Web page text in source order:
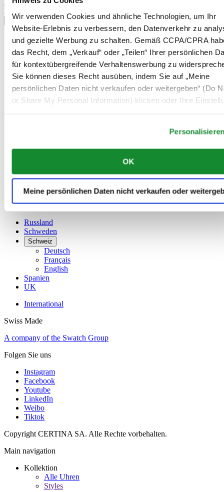
Wir verwenden Cookies und ähnliche Technologien, um Ihr
Website-Erlebnis zu verbessern, den Datenverkehr zu
und gezielte Werbung zu schalten. Gemäß CCPA/CPRA
das Recht, dem „Verkauf“ oder „Teilen“ Ihrer persönlichen
für kontextübergreifende Verhaltenswerbung zu
Sie können dieses Recht ausüben, indem Sie auf „Meine
persönlichen Daten nicht verkaufen oder weitergeben“ (Do
or Share My Personal Information) klicken oder Ihre
OK
Meine persönlichen Daten nicht verkaufen oder
Land/Region auswählen
Sprachumschalter
Belgien
Dutch
Français
China
English
简体中文
Dänemark
Deutschland
Luxemburg
Niederlande
Norwegen
Österreich
Polen
Russland
Schweden
Schweiz
Deutsch
Français
English
Spanien
UK
International
Swiss Made
A company of the Swatch Group
Folgen Sie uns
Instagram
Facebook
Youtube
LinkedIn
Weibo
Tiktok
Copyright CERTINA SA. Alle Rechte vorbehalten.
Main navigation
Kollektion
Alle Uhren
Styles